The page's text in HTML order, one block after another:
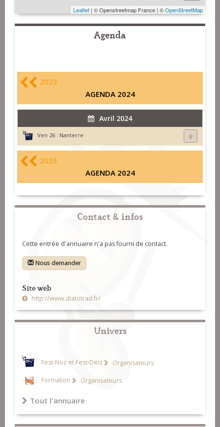
Leaflet | © Openstreetmap France | ©OpenStreetMap
Agenda
2023
AGENDA 2024
Avril 2024
Ven 26 : Nanterre
2023
AGENDA 2024
Contact & infos
Cette entrée d'annuaire n'a pas fourni de contact.
Nous demander
Site web
http://www.diatotrad.fr/
Univers
Fest-Noz et Fest-Deiz Organisateurs
Formation Organisateurs
Tout l'annuaire